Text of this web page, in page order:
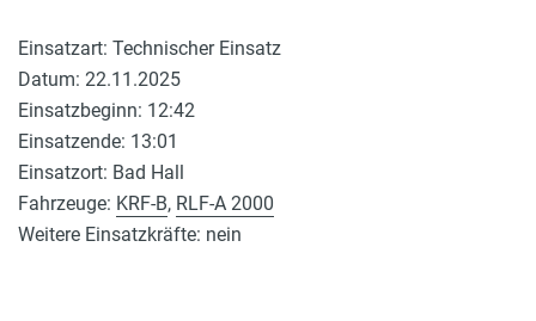
Einsatzart: Technischer Einsatz
Datum: 22.11.2025
Einsatzbeginn: 12:42
Einsatzende: 13:01
Einsatzort: Bad Hall
Fahrzeuge: KRF-B, RLF-A 2000
Weitere Einsatzkräfte: nein